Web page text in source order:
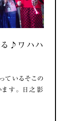
♪ワハハ
ているそこの
ます。 日之影